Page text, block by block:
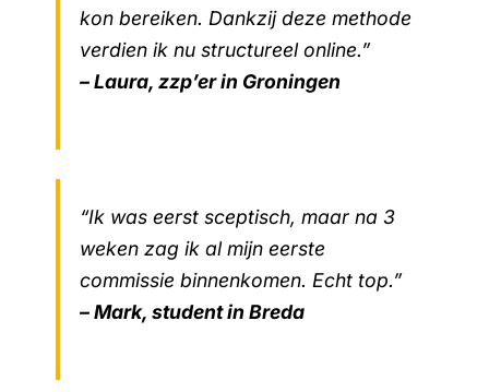
kon bereiken. Dankzij deze methode
verdien ik nu structureel online.”
– Laura, zzp’er in Groningen
“Ik was eerst sceptisch, maar na 3
weken zag ik al mijn eerste
commissie binnenkomen. Echt top.”
– Mark, student in Breda